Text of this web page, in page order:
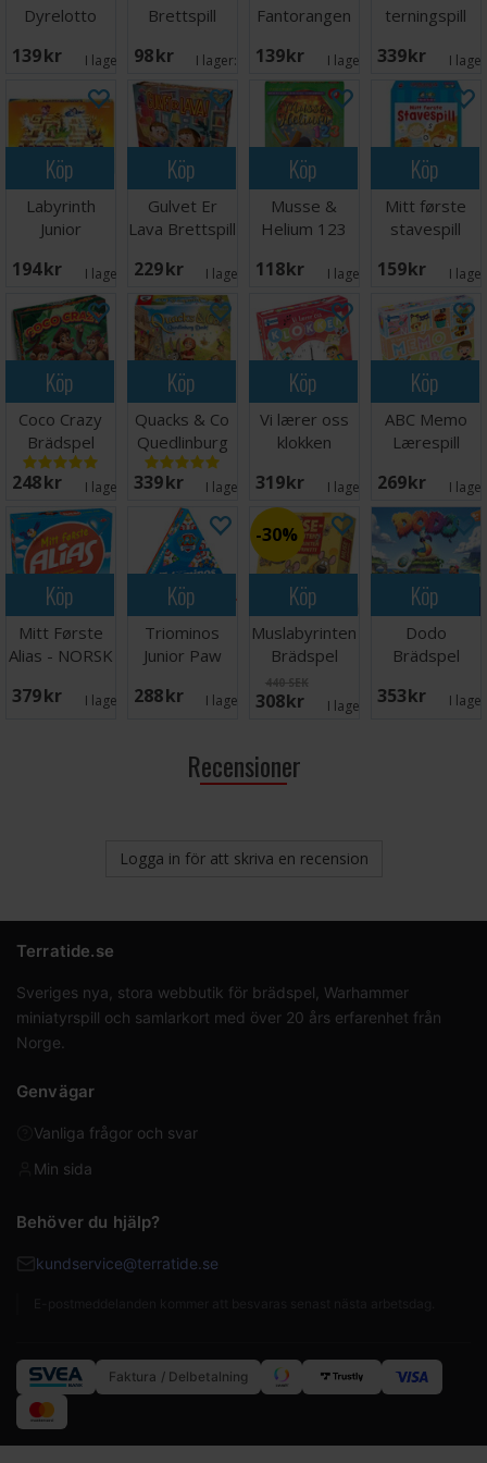
Dyrelotto
139 SEK I lager: 7
Brettspill
98 SEK I lager:
Fantorangen
139 SEK I lager: 4
terningspill
339 SEK I
Köp
Labyrinth
Junior
194 SEK I lager: 5
Köp
Gulvet Er
Lava Brettspill
229 SEK I lager:
Köp
Musse &
Helium 123
118 SEK I lager:
Köp
Mitt første
stavespill
159 SEK I
Köp
Coco Crazy
Brädspel
248 SEK I lager: 7
Köp
Quacks & Co
Quedlinburg
Dash
Brädspel
339 SEK I lager: 2
Köp
Vi lærer oss
klokken
319 SEK I lager: 1
Köp
ABC Memo
Lærespill
269 SEK I
Köp
Mitt Første
Alias - NORSK
379 SEK I lager: 8
Köp
Triominos
Junior Paw
Brädspel
288 SEK I lager: 1
Köp
30%
Muslabyrinten
Brädspel
440 SEK
308 SEK I lager: 2
Köp
Dodo
Brädspel
353 SEK I
Recensioner
Logga in för att skriva en recension
Terratide.se
Sveriges nya, stora webbutik för brädspel, Warhammer
miniatyrspill och samlarkort med över 20 års erfarenhet från
Norge.
Genvägar
Vanliga frågor och svar
Min sida
Behöver du hjälp?
kundservice@terratide.se
Faktura / Delbetalning